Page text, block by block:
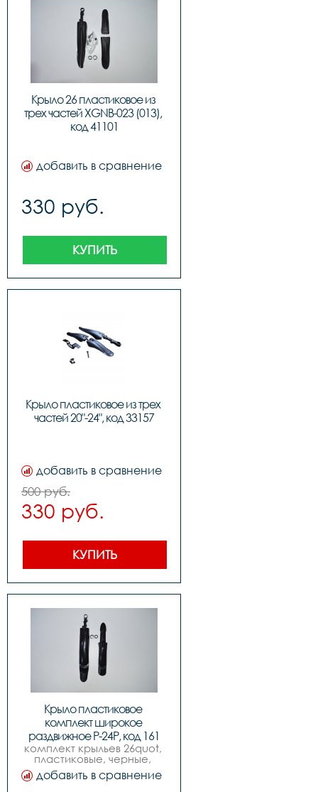
Крыло 26 пластиковое из
трех частей XGNB-023 (013),
код 41101
добавить в сравнение
330 руб.
КУПИТЬ
Крыло пластиковое из трех
частей 20"-24", код 33157
добавить в сравнение
500 руб.
330 руб.
КУПИТЬ
Крыло пластиковое
комплект широкое
раздвижное P-24P, код 161
комплект крыльев 26quot,
пластиковые, черные,
раздвижные, широкие.
добавить в сравнение